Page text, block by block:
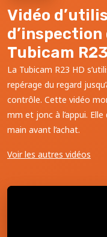
Vidéo
Tubicam
La Tubicam R23 HD
repérage du regard
contrôle. Cette vidéo
mm et jonc à l’appui.
main avant l’achat.
Voir les autres vidéos